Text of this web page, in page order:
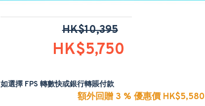
HK$5,750
HK$10,395
如選擇 FPS 轉數快或銀行轉賬付款
額外回贈 3 % 優惠價 HK$5,580